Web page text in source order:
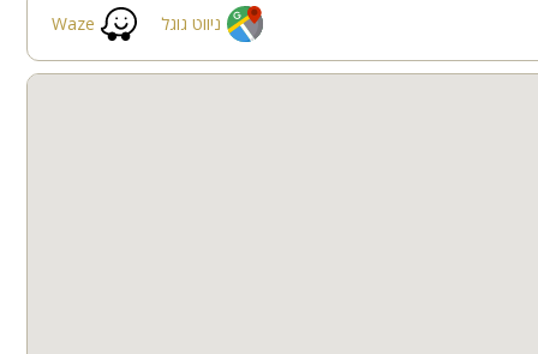
קבוצות גדולות
Waze ניווט גוגל